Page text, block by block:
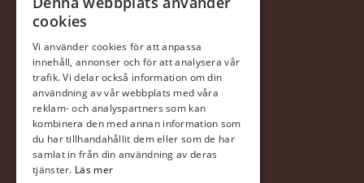
Försäljningsvillkor
I samarbete med DNB
cookies
Vi använder cookies för att anpassa
innehåll, annonser och för att analysera vår
trafik. Vi delar också information om din
användning av vår webbplats med våra
reklam- och analyspartners som kan
kombinera den med annan information som
du har tillhandahållit dem eller som de har
samlat in från din användning av deras
tjänster. Läs mer